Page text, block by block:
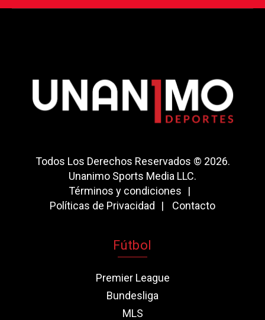
Todos Los Derechos Reservados © 2026.
Unanimo Sports Media LLC.
Términos y condiciones
Políticas de Privacidad
Contacto
Fútbol
Premier League
Bundesliga
MLS